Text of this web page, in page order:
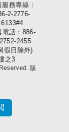
康
服務專線：
2-2776-
6133#4
電話：886-
2455
假日除外)
之3
版